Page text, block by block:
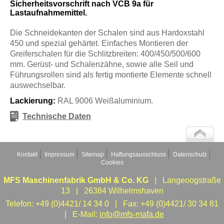
Sicherheitsvorschrift nach VCB 9a für
Lastaufnahmemittel.
Die Schneidekanten der Schalen sind aus Hardoxstahl
450 und spezial gehärtet. Einfaches Montieren der
Greiferschalen für die Schlitzbreiten: 400/450/500/600
mm. Gerüst- und Schalenzähne, sowie alle Seil und
Führungsrollen sind als fertig montierte Elemente schnell
auswechselbar.
Lackierung: RAL 9006 Weißaluminium.
Technische Daten
Kontakt Impressum Sitemap Haftungsausschluss
Datenschutz
Cookies
MFS Maschinenfabrik GmbH & Co. KG| Langeoogstraße
13 | 26384 Wilhelmshaven
Telefon: +49 (0)4421/ 14 34 0 | Fax: +49 (0)4421/ 30 34 81
| E-Mail: info@mfs-mafa.de